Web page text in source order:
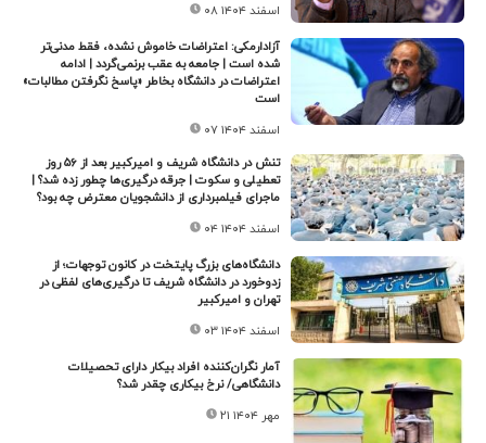
۰۸ اسفند ۱۴۰۴
آزادارمکی: اعتراضات خاموش نشده، فقط مدنی‌تر
شده است | جامعه به عقب برنمی‌گردد | ادامه
اعتراضات در دانشگاه بخاطر «پاسخ نگرفتن مطالبات»
است
۰۷ اسفند ۱۴۰۴
تنش در دانشگاه‌ شریف و امیرکبیر بعد از ۵۶ روز
تعطیلی و سکوت | جرقه درگیری‌ها چطور زده شد؟ |
ماجرای فیلمبرداری از دانشجویان معترض چه بود؟
۰۴ اسفند ۱۴۰۴
دانشگاه‌های بزرگ پایتخت در کانون توجهات؛ از
زد‌و‌خورد در دانشگاه شریف تا درگیری‌های لفظی در
تهران و امیرکبیر
۰۳ اسفند ۱۴۰۴
آمار نگران‌کننده افراد بیکار دارای تحصیلات
دانشگاهی/ نرخ بیکاری چقدر شد؟
۲۱ مهر ۱۴۰۴